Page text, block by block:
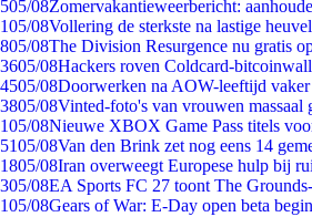
505/08Zomervakantieweerbericht:
105/08Vollering de sterkste na lastige
805/08The Division Resurgence nu gratis
3605/08Hackers roven Coldcard-
4505/08Doorwerken na AOW-leeftijd vaker
3805/08Vinted-foto's van vrouwen massaal
105/08Nieuwe XBOX Game Pass titels
5105/08Van den Brink zet nog eens 14
1805/08Iran overweegt Europese hulp bij
305/08EA Sports FC 27 toont The
105/08Gears of War: E-Day open beta